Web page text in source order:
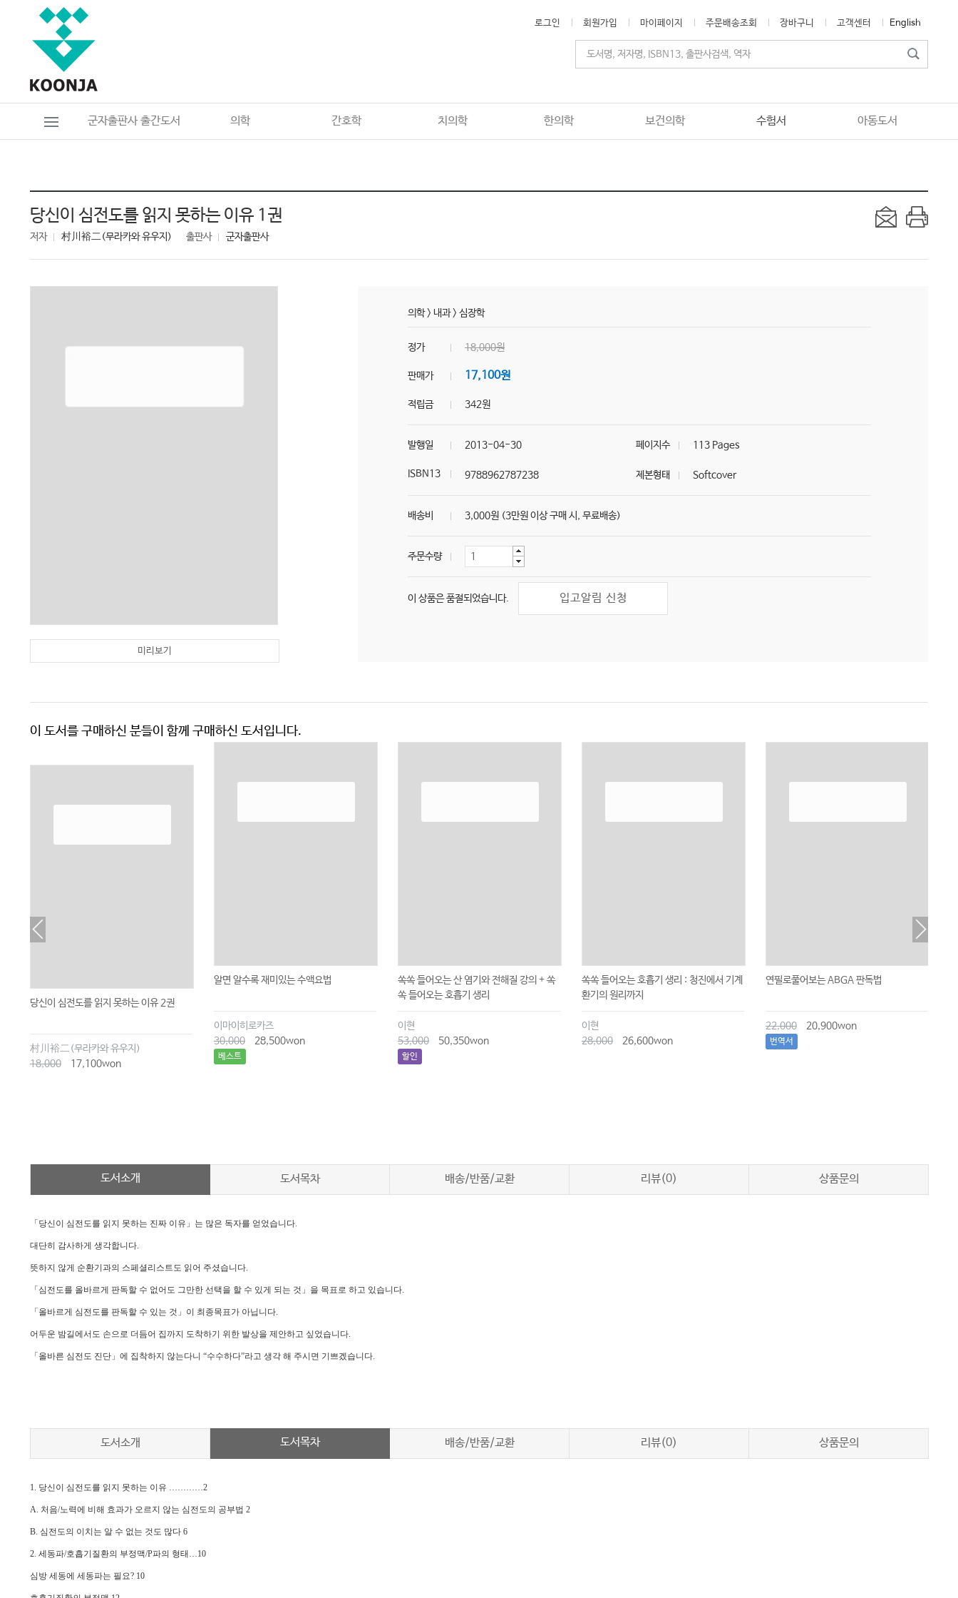
로그인 회원가입 마이페이지 주문배송조회 장바구니 고객센터 English
군자출판사 출간도서 의학 간호학 치의학 한의학 보건의학 수험서 아동도서
당신이 심전도를 읽지 못하는 이유 1권
저자 村川裕二(무라카와 유우지) 출판사 군자출판사
미리보기
의학> 내과> 심장학
정가 18,000원
판매가 17,100원
적립금 342원
발행일 2013-04-30 페이지수 113 Pages
ISBN13 9788962787238 제본형태 Softcover
배송비 3,000원 (3만원 이상 구매 시, 무료배송)
주문수량
이 상품은 품절되었습니다. 입고알림 신청
이 도서를 구매하신 분들이 함께 구매하신 도서입니다.
당신이 심전도를 읽지 못하는 이유 2권
村川裕二(무라카와 유우지)
18,000
17,100won
알면 알수록 재미있는 수액요법
이마이히로카즈
30,000
28,500won
베스트
쏙쏙 들어오는 산 염기와 전해질 강의 + 쏙
쏙 들어오는 호흡기 생리
이현
53,000
50,350won
할인
쏙쏙 들어오는 호흡기 생리 : 청진에서 기계
환기의 원리까지
이현
28,000
26,600won
연필로풀어보는 ABGA 판독법
22,000 20,900won
번역서
도서소개 도서목차 배송/반품/교환 리뷰(0) 상품문의
「당신이 심전도를 읽지 못하는 진짜 이유」는 많은 독자를 얻었습니다.
대단히 감사하게 생각합니다.
뜻하지 않게 순환기과의 스페셜리스트도 읽어 주셨습니다.
「심전도를 올바르게 판독할 수 없어도 그만한 선택을 할 수 있게 되는 것」을 목표로 하고 있습니다.
「올바르게 심전도를 판독할 수 있는 것」이 최종목표가 아닙니다.
어두운 밤길에서도 손으로 더듬어 집까지 도착하기 위한 발상을 제안하고 싶었습니다.
「올바른 심전도 진단」에 집착하지 않는다니 “수수하다”라고 생각 해 주시면 기쁘겠습니다.
도서소개 도서목차 배송/반품/교환 리뷰(0) 상품문의
1. 당신이 심전도를 읽지 못하는 이유 …………2
A. 처음/노력에 비해 효과가 오르지 않는 심전도의 공부법 2
B. 심전도의 이치는 알 수 없는 것도 많다 6
2. 세동파/호흡기질환의 부정맥/P파의 형태…10
심방 세동에 세동파는 필요? 10